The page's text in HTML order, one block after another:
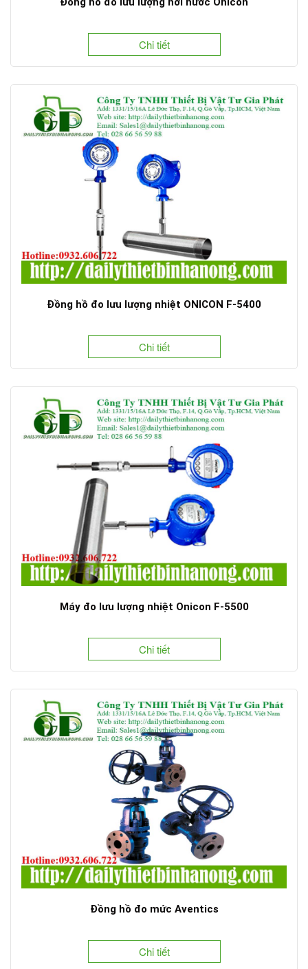
Chi tiết
Đồng hồ đo lưu lượng nhiệt ONICON F-5400
Chi tiết
Máy đo lưu lượng nhiệt Onicon F-5500
Chi tiết
Đồng hồ đo mức Aventics
Chi tiết